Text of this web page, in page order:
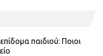
παιδιού: Ποιοι